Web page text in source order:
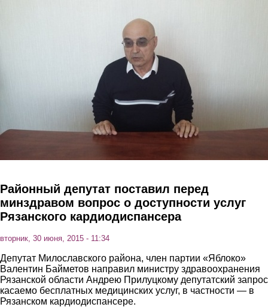
Районный депутат поставил перед
минздравом вопрос о доступности услуг
Рязанского кардиодиспансера
вторник, 30 июня, 2015 - 11:34
Депутат Милославского района, член партии «Яблоко»
Валентин Байметов направил министру здравоохранения
Рязанской области Андрею Прилуцкому депутатский запрос
касаемо бесплатных медицинских услуг, в частности — в
Рязанском кардиодиспансере.